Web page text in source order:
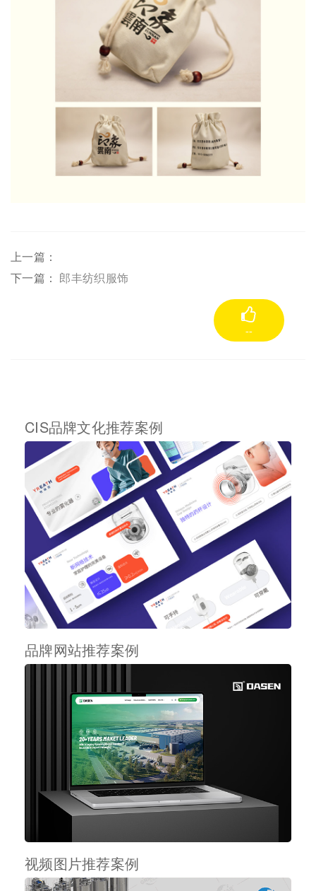
上一篇：
下一篇： 郎丰纺织服饰
--
CIS品牌文化推荐案例
品牌网站推荐案例
视频图片推荐案例